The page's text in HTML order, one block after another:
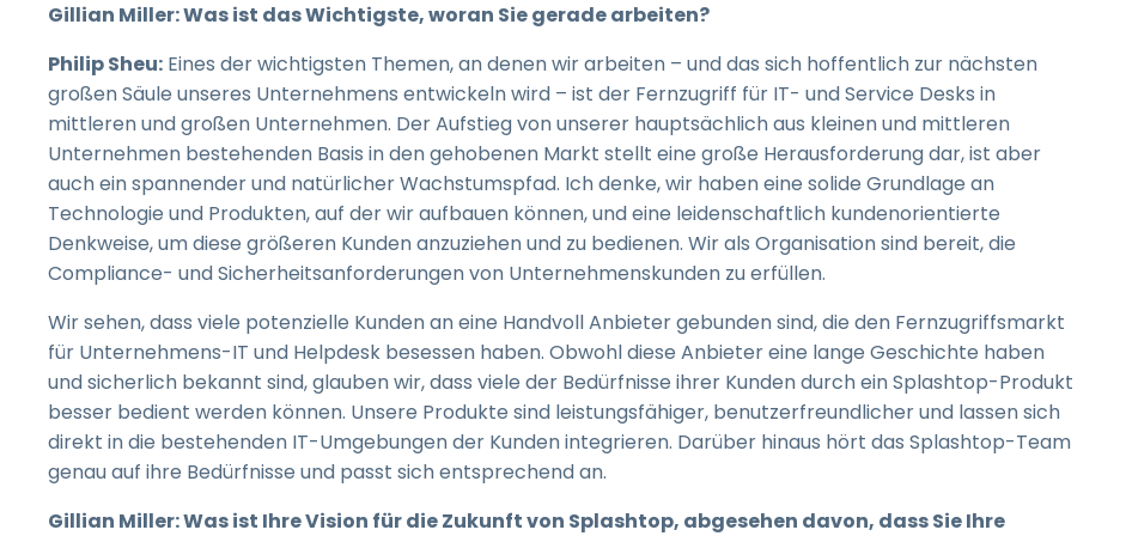
Gillian Miller: Was ist das Wichtigste, woran Sie gerade arbeiten?
Philip Sheu: Eines der wichtigsten Themen, an denen wir arbeiten – und das sich hoffentlich zur nächsten
großen Säule unseres Unternehmens entwickeln wird – ist der Fernzugriff für IT- und Service Desks in
mittleren und großen Unternehmen. Der Aufstieg von unserer hauptsächlich aus kleinen und mittleren
Unternehmen bestehenden Basis in den gehobenen Markt stellt eine große Herausforderung dar, ist aber
auch ein spannender und natürlicher Wachstumspfad. Ich denke, wir haben eine solide Grundlage an
Technologie und Produkten, auf der wir aufbauen können, und eine leidenschaftlich kundenorientierte
Denkweise, um diese größeren Kunden anzuziehen und zu bedienen. Wir als Organisation sind bereit, die
Compliance- und Sicherheitsanforderungen von Unternehmenskunden zu erfüllen.
Wir sehen, dass viele potenzielle Kunden an eine Handvoll Anbieter gebunden sind, die den Fernzugriffsmarkt
für Unternehmens-IT und Helpdesk besessen haben. Obwohl diese Anbieter eine lange Geschichte haben
und sicherlich bekannt sind, glauben wir, dass viele der Bedürfnisse ihrer Kunden durch ein Splashtop-Produkt
besser bedient werden können. Unsere Produkte sind leistungsfähiger, benutzerfreundlicher und lassen sich
direkt in die bestehenden IT-Umgebungen der Kunden integrieren. Darüber hinaus hört das Splashtop-Team
genau auf ihre Bedürfnisse und passt sich entsprechend an.
Gillian Miller: Was ist Ihre Vision für die Zukunft von Splashtop, abgesehen davon, dass Sie Ihre